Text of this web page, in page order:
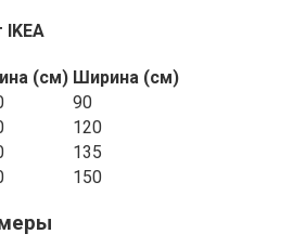
(см) Ширина (см)
90
120
135
150